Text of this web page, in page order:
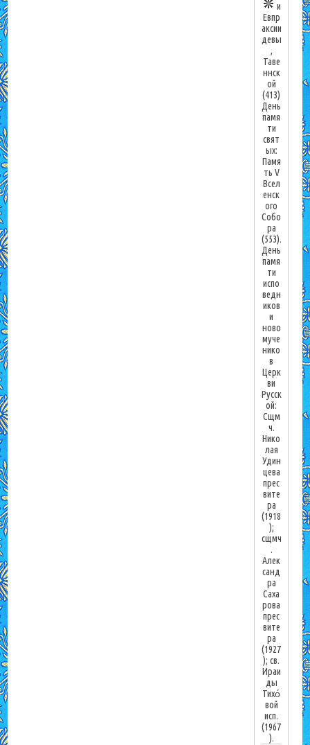
и
Евпр
аксии
девы
,
Таве
ннск
ой
(413)
День
памя
ти
свят
ых:
Памя
ть V
Всел
енск
ого
Собо
ра
(553).
День
памя
ти
испо
ведн
иков
и
ново
муче
нико
в
Церк
ви
Русск
ой:
Сщм
ч.
Нико
лая
Удин
цева
прес
вите
ра
(1918
);
сщмч
.
Алек
санд
ра
Саха
рова
прес
вите
ра
(1927
); св.
Ираи
ды
Тихо́
вой
исп.
(1967
).